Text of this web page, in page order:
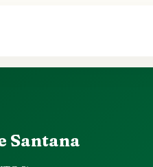
Santana